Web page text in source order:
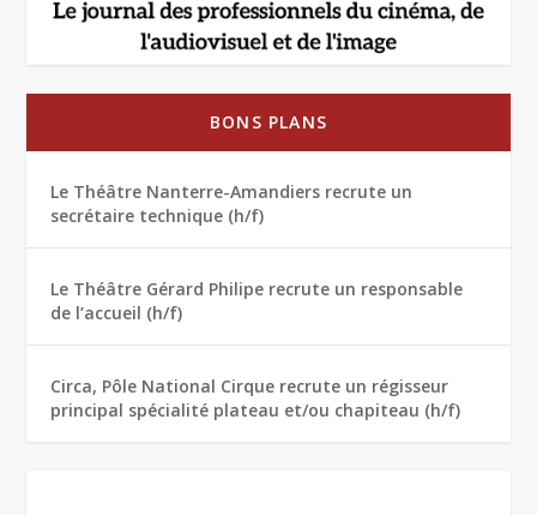
BONS PLANS
Le Théâtre Nanterre-Amandiers recrute un
secrétaire technique (h/f)
Le Théâtre Gérard Philipe recrute un responsable
de l’accueil (h/f)
Circa, Pôle National Cirque recrute un régisseur
principal spécialité plateau et/ou chapiteau (h/f)